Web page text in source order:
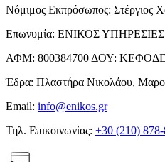
Νόμιμος Εκπρόσωπος: Στέργιος
Επωνυμία: ΕΝΙΚΟΣ
ΑΦΜ: 800384700 ΔΟΥ:
Έδρα: Πλαστήρα Νικολάου,
Email: info@enikos.gr
Τηλ. Επικοινωνίας: +30 (210)